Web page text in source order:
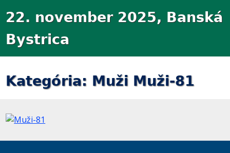
22. november 2025, Banská
Bystrica
Kategória: Muži Muži-81